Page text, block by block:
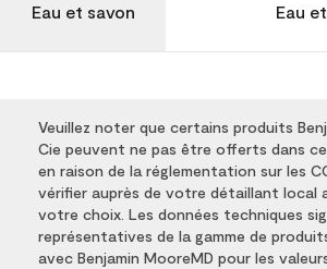
Eau et savon Eau
Veuillez noter que certains produits
Cie peuvent ne pas être offerts dans
en raison de la réglementation sur les
vérifier auprès de votre détaillant local
votre choix. Les données techniques
représentatives de la gamme de
avec Benjamin MooreMD pour les